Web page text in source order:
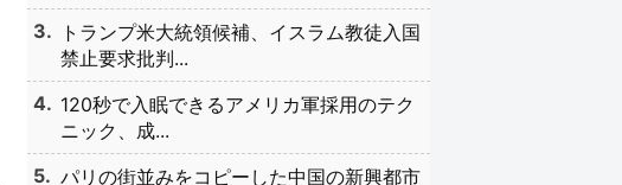
トランプ米大統領候補、イスラム教徒入国
禁止要求批判...
120秒で入眠できるアメリカ軍採用のテク
ニック、成...
パリの街並みをコピーした中国の新興都市